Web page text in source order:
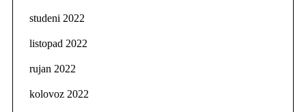
studeni 2022
listopad 2022
rujan 2022
kolovoz 2022